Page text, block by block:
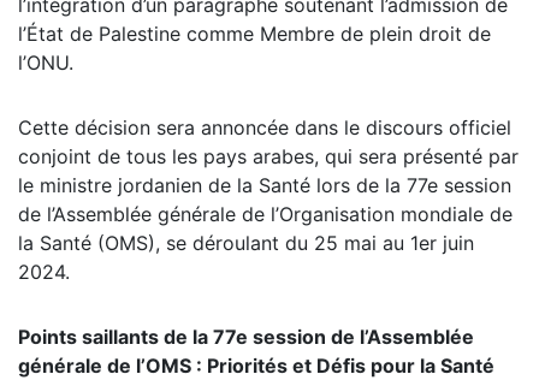
l’intégration d’un paragraphe soutenant l’admission de
l’État de Palestine comme Membre de plein droit de
l’ONU.
Cette décision sera annoncée dans le discours officiel
conjoint de tous les pays arabes, qui sera présenté par
le ministre jordanien de la Santé lors de la 77e session
de l’Assemblée générale de l’Organisation mondiale de
la Santé (OMS), se déroulant du 25 mai au 1er juin
2024.
Points saillants de la 77e session de l’Assemblée
générale de l’OMS : Priorités et Défis pour la Santé